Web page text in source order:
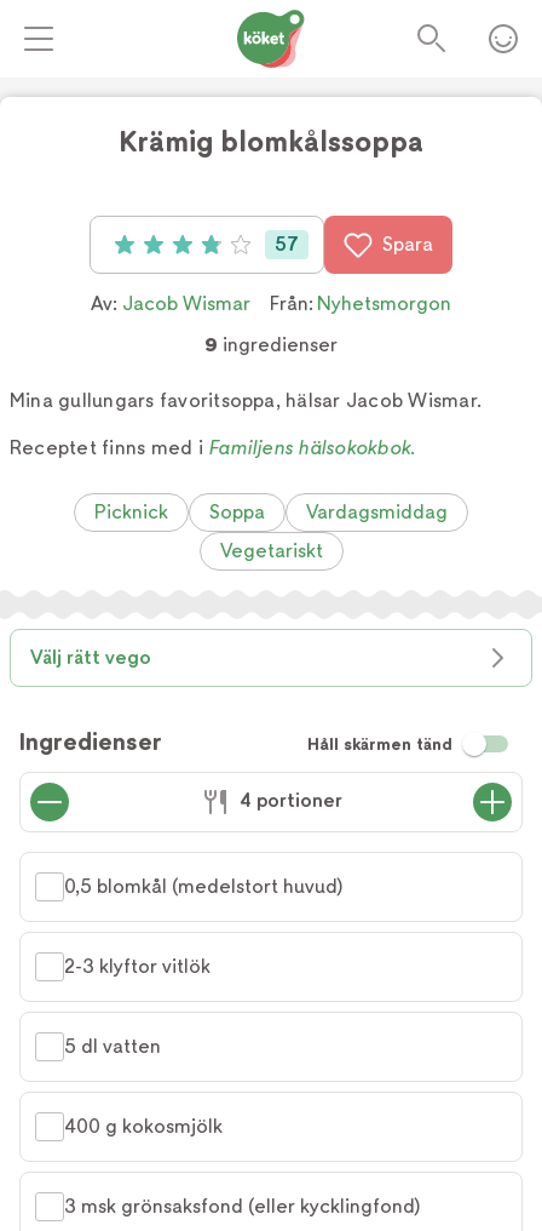
Krämig blomkålssoppa
Betyg: 3.9 av 5 (57 röster)
57 Spara
Av: Jacob Wismar Från: Nyhetsmorgon
9 ingredienser
Mina gullungars favoritsoppa, hälsar Jacob Wismar.
Receptet finns med i Familjens hälsokokbok.
Picknick Soppa
Vardagsmiddag
Vegetariskt
Välj rätt vego
Ingredienser Håll skärmen tänd
4 portioner
0,5 blomkål (medelstort huvud)
2-3 klyftor vitlök
5 dl vatten
400 g kokosmjölk
3 msk grönsaksfond (eller kycklingfond)